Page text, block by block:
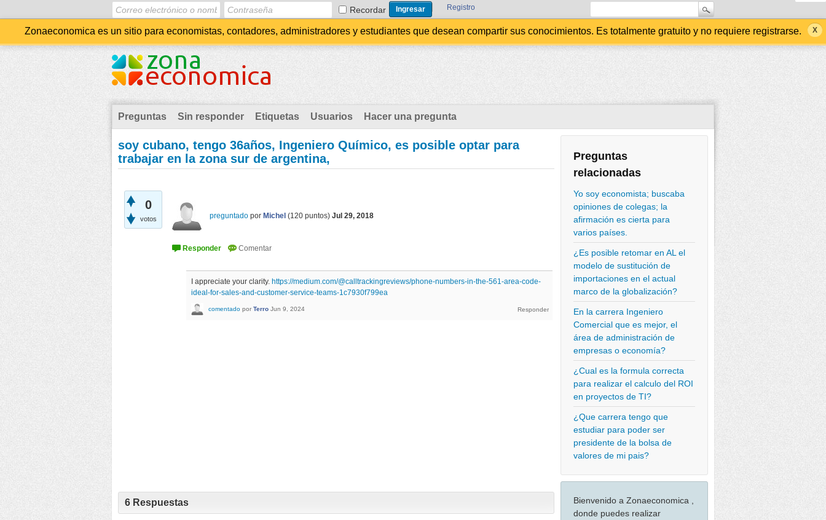
Recordar Registro
Zonaeconomica es un sitio para economistas, contadores, administradores y estudiantes que desean compartir sus conocimientos. Es totalmente gratuito y no requiere registrarse.
Preguntas Sin responder Etiquetas Usuarios Hacer una pregunta
Preguntas
relacionadas
Yo soy economista; buscaba
opiniones de colegas; la
afirmación es cierta para
varios países.
¿Es posible retomar en AL el
modelo de sustitución de
importaciones en el actual
marco de la globalización?
En la carrera Ingeniero
Comercial que es mejor, el
área de administración de
empresas o economía?
¿Cual es la formula correcta
para realizar el calculo del ROI
en proyectos de TI?
¿Que carrera tengo que
estudiar para poder ser
presidente de la bolsa de
valores de mi pais?
Bienvenido a Zonaeconomica ,
donde puedes realizar
soy cubano, tengo 36años, Ingeniero Químico, es posible optar para
trabajar en la zona sur de argentina,
0
votos preguntado por Michel (120 puntos) Jul 29, 2018
I appreciate your clarity. https://medium.com/@calltrackingreviews/phone-numbers-in-the-561-area-code-
ideal-for-sales-and-customer-service-teams-1c7930f799ea
comentado por Terro Jun 9, 2024
6 Respuestas